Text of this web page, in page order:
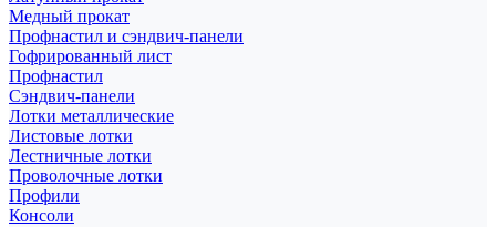
Медный прокат
Профнастил и сэндвич-панели
Гофрированный лист
Профнастил
Сэндвич-панели
Лотки металлические
Листовые лотки
Лестничные лотки
Проволочные лотки
Профили
Консоли